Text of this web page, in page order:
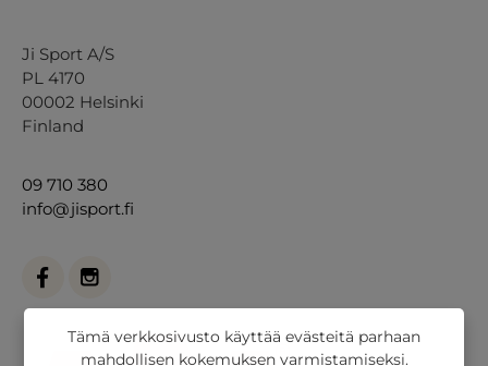
Ji Sport A/S
PL 4170
00002 Helsinki
Finland
09 710 380
info@jisport.fi
Tämä verkkosivusto käyttää evästeitä parhaan
mahdollisen kokemuksen varmistamiseksi.